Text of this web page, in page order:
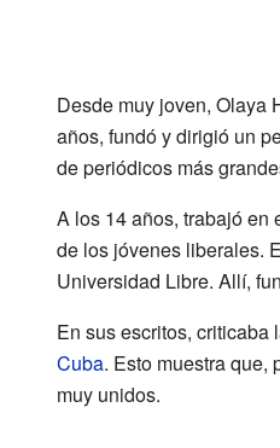
Desde muy joven, Olaya
años, fundó y dirigió un
de periódicos más
A los 14 años, trabajó en
de los jóvenes liberales.
Universidad Libre. Allí,
En sus escritos,
Cuba. Esto muestra que,
muy unidos.